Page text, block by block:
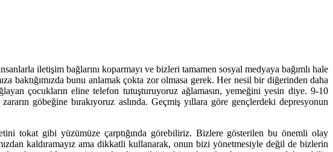
iletişim bağlarını koparmayı ve bizleri tamamen sosyal medyaya bağımlı hale
baktığımızda bunu anlamak çokta zor olmasa gerek. Her nesil bir diğerinden daha
çocukların eline telefon tutuşturuyoruz ağlamasın, yemeğini yesin diye. 9-10
göbeğine bırakıyoruz aslında. Geçmiş yıllara göre gençlerdeki depresyonun
tokat gibi yüzümüze çarptığında görebiliriz. Bizlere gösterilen bu önemli olay
kaldıramayız ama dikkatli kullanarak, onun bizi yönetmesiyle değil de bizlerin